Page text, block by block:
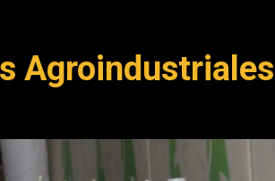
Agroindustriales